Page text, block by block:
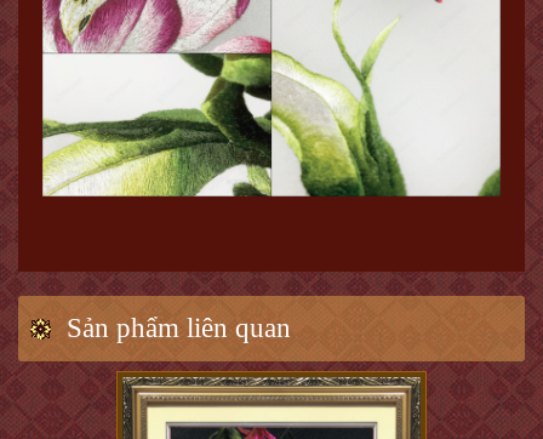
Sản phẩm liên quan